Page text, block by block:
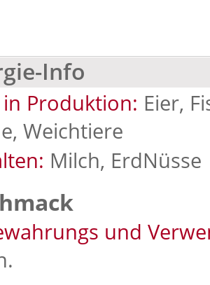
Info
Produktion: Eier,
Weichtiere
Milch, ErdNüsse
und